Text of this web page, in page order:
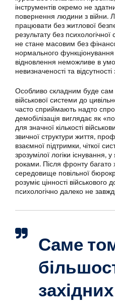
інструментів окремо не
повернення людини з війни.
працювати без житлової
результату без
не стане масовим без
нормального
відновлення неможливе в
невизначеності та
Особливо складним буде сам
військової системи до
часто сприймають надто
демобілізація виглядає як
для значної кількості
звичної структури життя,
взаємної підтримки, чіткої
зрозумілої логіки існування,
роками. Після фронту багато
середовище повільної
розуміє цінності військового
психологічно далеко не
Саме